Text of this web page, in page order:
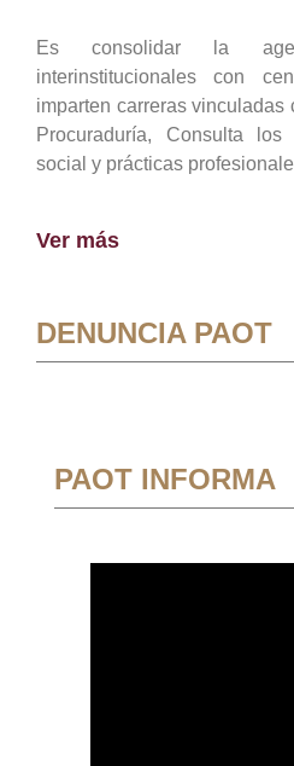
Es consolidar la
interinstitucionales con
imparten carreras
Procuraduría, Consulta
social y prácticas
Ver más
DENUNCIA PAOT
PAOT INFORMA